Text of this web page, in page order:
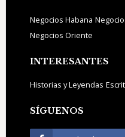
Negocios Habana
Negocios Oriente
INTERESANTES
Historias y Leyendas
SÍGUENOS